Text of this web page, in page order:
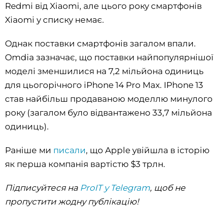
Redmi від Xiaomi, але цього року смартфонів
Xiaomi у списку немає.
Однак поставки смартфонів загалом впали.
Omdia зазначає, що поставки найпопулярнішої
моделі зменшилися на 7,2 мільйона одиниць
для цьогорічного iPhone 14 Pro Max. IPhone 13
став найбільш продаваною моделлю минулого
року (загалом було відвантажено 33,7 мільйона
одиниць).
Раніше ми писали, що Apple увійшла в історію
як перша компанія вартістю $3 трлн.
Підписуйтеся на ProIT у Telegram, щоб не
пропустити жодну публікацію!